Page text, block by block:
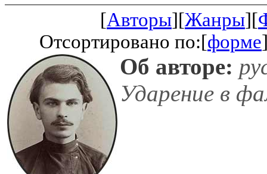
[Авторы][Жанры][
Отсортировано по:[форме
Об авторе:
Ударение в